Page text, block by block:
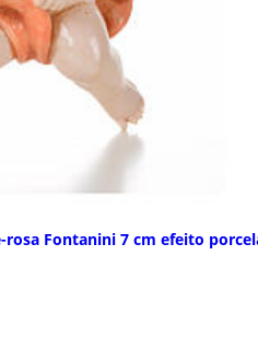
Fontanini 7 cm efeito